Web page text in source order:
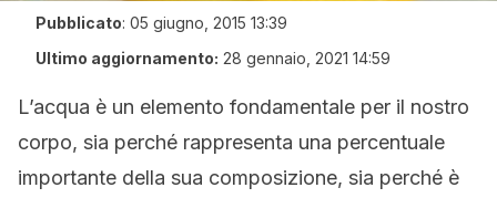
Pubblicato: 05 giugno, 2015 13:39
Ultimo aggiornamento: 28 gennaio, 2021 14:59
L’acqua è un elemento fondamentale per il nostro
corpo, sia perché rappresenta una percentuale
importante della sua composizione, sia perché è